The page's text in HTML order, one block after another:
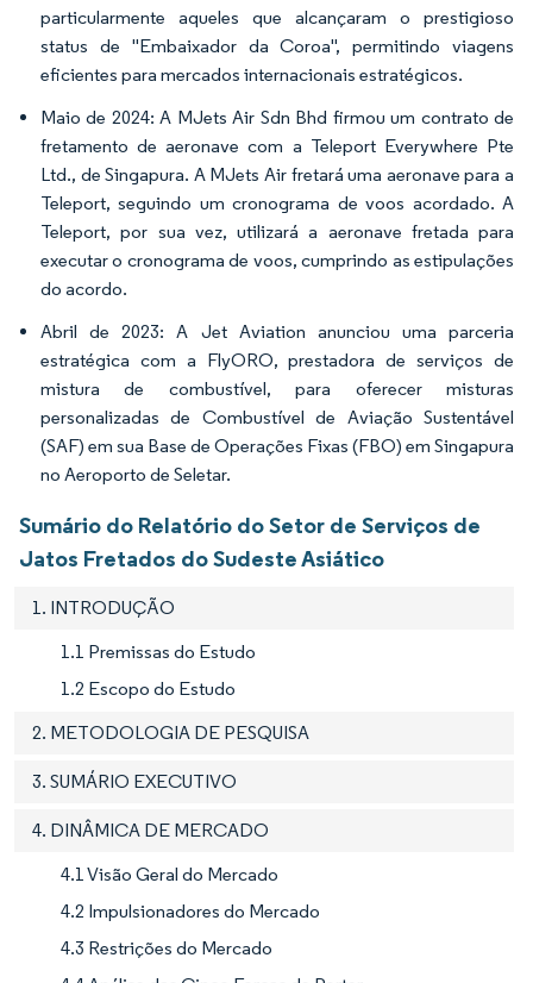
particularmente aqueles que alcançaram o prestigioso
status de "Embaixador da Coroa", permitindo viagens
eficientes para mercados internacionais estratégicos.
Maio de 2024: A MJets Air Sdn Bhd firmou um contrato de
fretamento de aeronave com a Teleport Everywhere Pte
Ltd., de Singapura. A MJets Air fretará uma aeronave para a
Teleport, seguindo um cronograma de voos acordado. A
Teleport, por sua vez, utilizará a aeronave fretada para
executar o cronograma de voos, cumprindo as estipulações
do acordo.
Abril de 2023: A Jet Aviation anunciou uma parceria
estratégica com a FlyORO, prestadora de serviços de
mistura de combustível, para oferecer misturas
personalizadas de Combustível de Aviação Sustentável
(SAF) em sua Base de Operações Fixas (FBO) em Singapura
no Aeroporto de Seletar.
Sumário do Relatório do Setor de Serviços de
Jatos Fretados do Sudeste Asiático
1. INTRODUÇÃO
1.1 Premissas do Estudo
1.2 Escopo do Estudo
2. METODOLOGIA DE PESQUISA
3. SUMÁRIO EXECUTIVO
4. DINÂMICA DE MERCADO
4.1 Visão Geral do Mercado
4.2 Impulsionadores do Mercado
4.3 Restrições do Mercado